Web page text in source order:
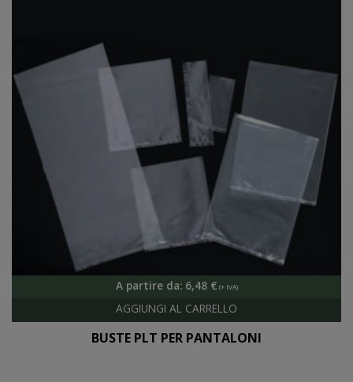
A partire da: 6,48 €
BUSTE PLT PER PANTALONI